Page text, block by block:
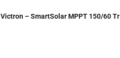
Victron – SmartSolar MPPT 150/60 Tr